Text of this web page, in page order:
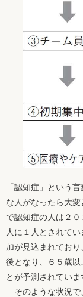
「認知症」という
な人がなったら大
で認知症の人は２
人に１人とされて
加が見込まれてお
後となり、６５歳
とが予測されていま
そのような状況で